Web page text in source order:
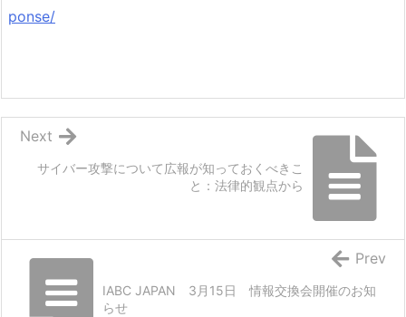
ponse/
サイバー攻撃について広報が知っておくべきこ
と：法律的観点から
Next
IABC JAPAN 3月15日 情報交換会開催のお知
らせ
Prev